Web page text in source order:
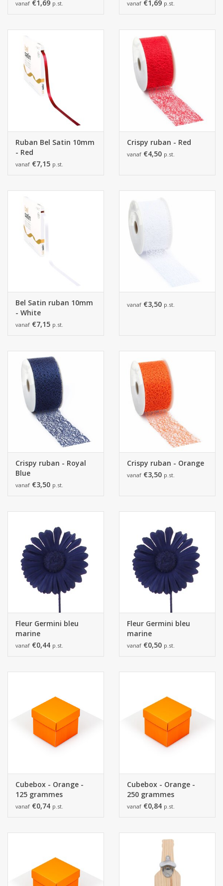
vanaf €1,69 p.st. vanaf €1,69 p.st.
Ruban Bel Satin 10mm
- Red
vanaf €7,15 p.st.
Crispy ruban - Red
vanaf €4,50 p.st.
Bel Satin ruban 10mm
- White
vanaf €7,15 p.st.
vanaf €3,50 p.st.
Crispy ruban - Royal
Blue
vanaf €3,50 p.st.
Crispy ruban - Orange
vanaf €3,50 p.st.
Fleur Germini bleu
marine
vanaf €0,44 p.st.
Fleur Germini bleu
marine
vanaf €0,50 p.st.
Cubebox - Orange -
125 grammes
vanaf €0,74 p.st.
Cubebox - Orange -
250 grammes
vanaf €0,84 p.st.